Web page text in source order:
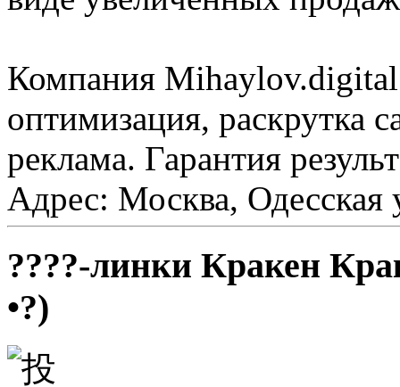
Компания Mihaylov.digital
оптимизация, раскрутка
реклама. Гарантия
Адрес: Москва, Одесская
????-линки Кракен
•?)